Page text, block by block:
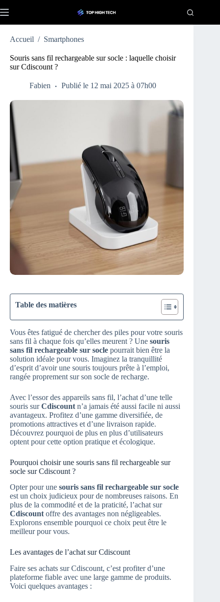
au
Accueil / Smartphones
Souris sans fil rechargeable sur socle : laquelle choisir
sur Cdiscount ?
Fabien Publié le 12 mai 2025 à 07h00
Table des matières
Vous êtes fatigué de chercher des piles pour votre souris
sans fil à chaque fois qu’elles meurent ? Une souris
sans fil rechargeable sur socle pourrait bien être la
solution idéale pour vous. Imaginez la tranquillité
d’esprit d’avoir une souris toujours prête à l’emploi,
rangée proprement sur son socle de recharge.
Avec l’essor des appareils sans fil, l’achat d’une telle
souris surCdiscount n’a jamais été aussi facile ni aussi
avantageux. Profitez d’une gamme diversifiée, de
promotions attractives et d’une livraison rapide.
Découvrez pourquoi de plus en plus d’utilisateurs
optent pour cette option pratique et écologique.
Pourquoi choisir une souris sans fil rechargeable sur
socle sur Cdiscount ?
Opter pour une souris sans fil rechargeable sur socle
est un choix judicieux pour de nombreuses raisons. En
plus de la commodité et de la praticité, l’achat sur
Cdiscount offre des avantages non négligeables.
Explorons ensemble pourquoi ce choix peut être le
meilleur pour vous.
Les avantages de l’achat sur Cdiscount
Faire ses achats sur Cdiscount, c’est profiter d’une
plateforme fiable avec une large gamme de produits.
Voici quelques avantages :